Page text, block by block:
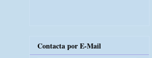
Contacta por E-Mail